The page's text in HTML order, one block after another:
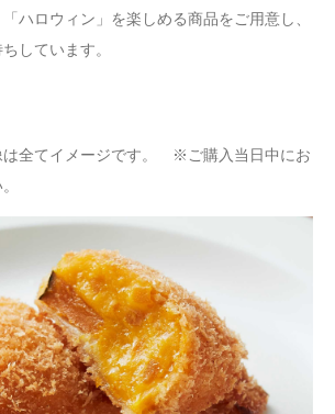
ハロウィン」を楽しめる商品をご用意し、
しています。
全てイメージです。 ※ご購入当日中にお